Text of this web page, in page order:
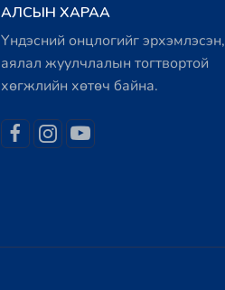
АЛСЫН ХАРАА
Үндэсний онцлогийг эрхэмлэсэн,
аялал жуулчлалын тогтвортой
хөгжлийн хөтөч байна.